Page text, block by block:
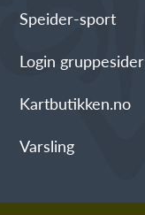
Speider-sport
Login gruppesider
Kartbutikken.no
Varsling